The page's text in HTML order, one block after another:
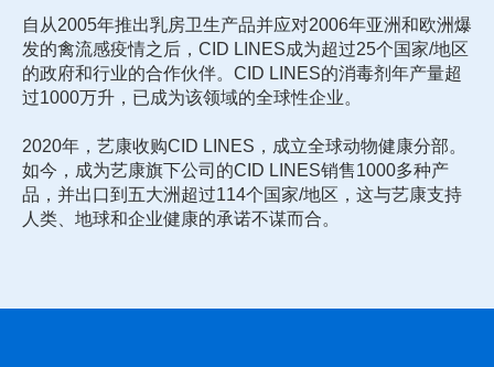
自从2005年推出乳房卫生产品并应对2006年亚洲和欧洲爆
发的禽流感疫情之后，CID LINES成为超过25个国家/地区
的政府和行业的合作伙伴。CID LINES的消毒剂年产量超
过1000万升，已成为该领域的全球性企业。
2020年，艺康收购CID LINES，成立全球动物健康分部。
如今，成为艺康旗下公司的CID LINES销售1000多种产
品，并出口到五大洲超过114个国家/地区，这与艺康支持
人类、地球和企业健康的承诺不谋而合。